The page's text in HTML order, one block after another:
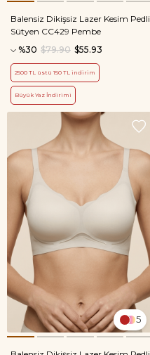
Balensiz Dikişsiz Lazer Kesim Pedli
Sütyen CC429 Pembe
%30
$55.93
$79.90
2500 TL üstü 150 TL indirim
Büyük Yaz İndirimi
5